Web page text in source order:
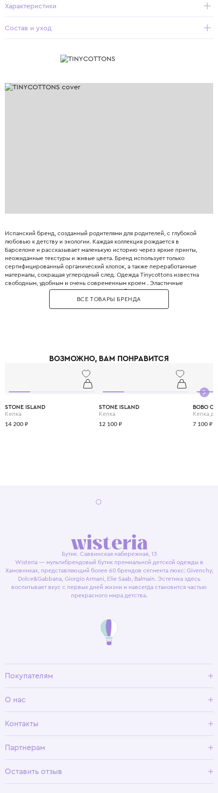
Характеристики
Состав и уход
Испанский бренд, созданный родителями для родителей, с глубокой
любовью к детству и экологии. Каждая коллекция рождается в
Барселоне и рассказывает маленькую историю через яркие принты,
неожиданные текстуры и живые цвета. Бренд использует только
сертифицированный органический хлопок, а также переработанные
материалы, сокращая углеродный след. Одежда Tinycottons известна
свободным, удобным и очень современным кроем . Эластичные
манжеты, мягкие резинки и плоские швы обеспечивают максимальную
свободу движений для игр и сна. Принты являются визитной карточкой
бренда: забавные животные, абстрактные узоры, коллаборации с
ВСЕ ТОВАРЫ БРЕНДА
ВОЗМОЖНО, ВАМ ПОНРАВИТСЯ
STONE ISLAND
Кепка
14 200 ₽
STONE ISLAND
Кепка
12 100 ₽
BOBO
Кепка
7 100 ₽
Бутик. Саввинская набережная, 13
Wisteria — мультибрендовый бутик премиальной детской одежды в
Хамовниках, представляющий более 60 брендов сегмента люкс: Givenchy,
Dolce&Gabbana, Giorgio Armani, Elie Saab, Balmain. Эстетика здесь
воспитывает вкус с первых дней жизни и навсегда становится частью
прекрасного мира детства.
Покупателям
Условия возврата
О нас
Программа лояльности
Контакты
Партнерам
Оставить отзыв